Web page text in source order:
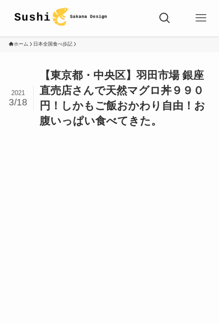
ホーム 日本全国食べ歩記
【東京都・中央区】羽田市場 銀座
直売店さんで天然マグロ丼９９０
円！しかもご飯おかわり自由！お
腹いっぱい食べてきた。
2021
3/18